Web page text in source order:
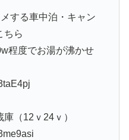
する車中泊・キャン
ちら
程度でお湯が沸かせ
（12ｖ24ｖ）